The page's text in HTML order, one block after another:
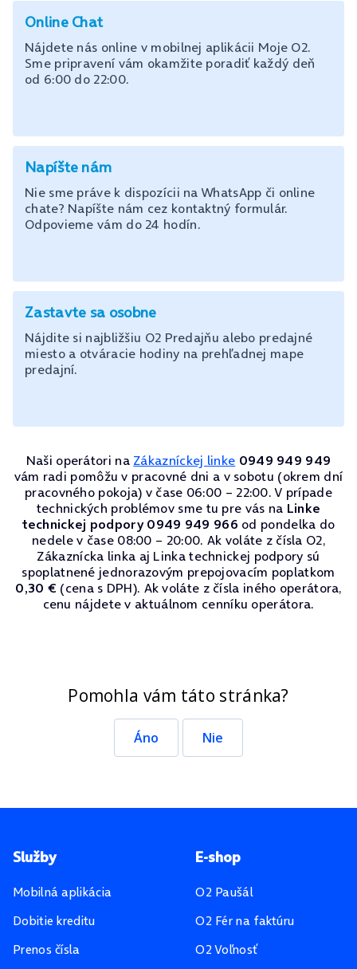
Online Chat
Nájdete nás online v mobilnej aplikácii Moje O2.
Sme pripravení vám okamžite poradiť každý deň
od 6:00 do 22:00.
Napíšte nám
Nie sme práve k dispozícii na WhatsApp či online
chate? Napíšte nám cez kontaktný formulár.
Odpovieme vám do 24 hodín.
Zastavte sa osobne
Nájdite si najbližšiu O2 Predajňu alebo predajné
miesto a otváracie hodiny na prehľadnej mape
predajní.
Naši operátori na Zákazníckej linke 0949 949 949
vám radi pomôžu v pracovné dni a v sobotu (okrem dní
pracovného pokoja) v čase 06:00 – 22:00. V prípade
technických problémov sme tu pre vás na Linke
technickej podpory 0949 949 966 od pondelka do
nedele v čase 08:00 – 20:00. Ak voláte z čísla O2,
Zákaznícka linka aj Linka technickej podpory sú
spoplatnené jednorazovým prepojovacím poplatkom
0,30 € (cena s DPH). Ak voláte z čísla iného operátora,
cenu nájdete v aktuálnom cenníku operátora.
Pomohla vám táto stránka?
Áno Nie
Pätička stránky
Služby
Mobilná aplikácia
Dobitie kreditu
Prenos čísla
E-shop
O2 Paušál
O2 Fér na faktúru
O2 Voľnosť